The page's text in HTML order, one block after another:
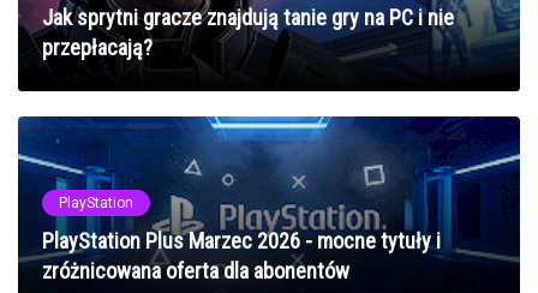
Jak sprytni gracze znajdują tanie gry na PC i nie
przepłacają?
PlayStation
PlayStation Plus Marzec 2026 - mocne tytuły i
zróżnicowana oferta dla abonentów